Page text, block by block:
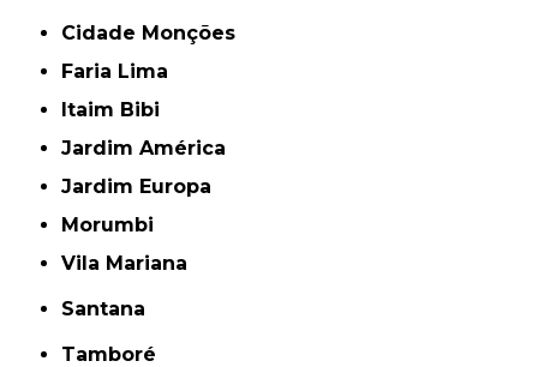
Cidade Monções
Faria Lima
Itaim Bibi
Jardim América
Jardim Europa
Morumbi
Vila Mariana
Santana
Tamboré